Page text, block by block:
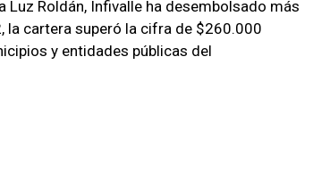
Roldán, Infivalle ha desembolsado más
la cartera superó la cifra de $260.000
y entidades públicas del